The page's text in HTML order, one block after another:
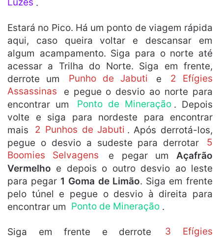
Luzes .
Estará no Pico. Há um ponto de viagem rápida
aqui, caso queira voltar e descansar em
algum acampamento. Siga para o norte até
acessar a Trilha do Norte. Siga em frente,
derrote um
Punho de Jabuti e
2 Efígies
Assassinas
e pegue o desvio ao norte para
encontrar um
Ponto de Mineração . Depois
volte e siga para nordeste para encontrar
mais
2 Punhos de Jabuti . Após derrotá-los,
pegue o desvio a sudeste para derrotar
5
Boomies Selvagens
e pegar um Açafrão
Vermelho e depois o outro desvio ao leste
para pegar 1 Goma de Limão. Siga em frente
pelo túnel e pegue o desvio à direita para
encontrar um Ponto de Mineração .
Siga em frente e derrote
3 Efígies